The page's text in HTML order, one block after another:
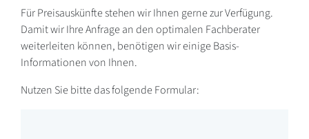
Für Preisauskünfte stehen wir Ihnen gerne zur Verfügung.
Damit wir Ihre Anfrage an den optimalen Fachberater
weiterleiten können, benötigen wir einige Basis-
Informationen von Ihnen.
Nutzen Sie bitte das folgende Formular: